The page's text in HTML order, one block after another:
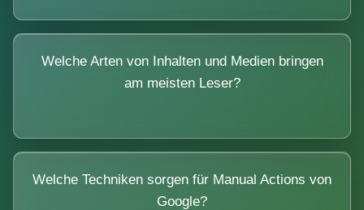
Welche Arten von Inhalten und Medien bringen
am meisten Leser?
Welche Techniken sorgen für Manual Actions von
Google?